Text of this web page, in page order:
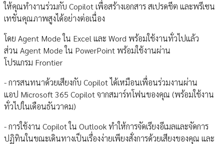
ให้คุณทำงานร่วมกับ Copilot เพื่อสร้างเอกสาร สเปรดชีต และพรีเซน
เทชันคุณภาพสูงได้อย่างต่อเนื่อง
โดย Agent Mode ใน Excel และ Word พร้อมใช้งานทั่วไปแล้ว
ส่วน Agent Mode ใน PowerPoint พร้อมใช้งานผ่าน
โปรแกรม Frontier
- การสนทนาด้วยเสียงกับ Copilot ได้เหมือนเพื่อนร่วมงานผ่าน
แอป Microsoft 365 Copilot จากสมาร์ทโฟนของคุณ (พร้อมใช้งาน
ทั่วไปในเดือนธันวาคม)
- การใช้งาน Copilot ใน Outlook ทำให้การจัดเรียงอีเมลและจัดการ
ปฏิทินในขณะเดินทางเป็นเรื่องง่ายเพียงสั่งการด้วยเสียงของคุณ และ